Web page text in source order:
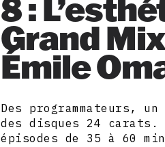
Grand
Émile
Des programmateurs,
des disques 24 carats.
épisodes de 35 à 60